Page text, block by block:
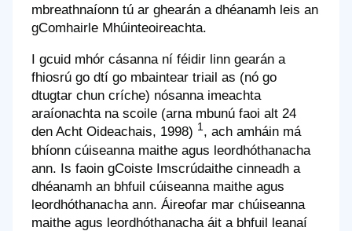
mbreathnaíonn tú ar ghearán a dhéanamh leis an
gComhairle Mhúinteoireachta.
I gcuid mhór cásanna ní féidir linn gearán a
fhiosrú go dtí go mbaintear triail as (nó go
dtugtar chun críche) nósanna imeachta
araíonachta na scoile (arna mbunú faoi alt 24
den Acht Oideachais, 1998) Footnote
1, ach amháin má
bhíonn cúiseanna maithe agus leordhóthanacha
ann. Is faoin gCoiste Imscrúdaithe cinneadh a
dhéanamh an bhfuil cúiseanna maithe agus
leordhóthanacha ann. Áireofar mar chúiseanna
maithe agus leordhóthanacha áit a bhfuil leanaí